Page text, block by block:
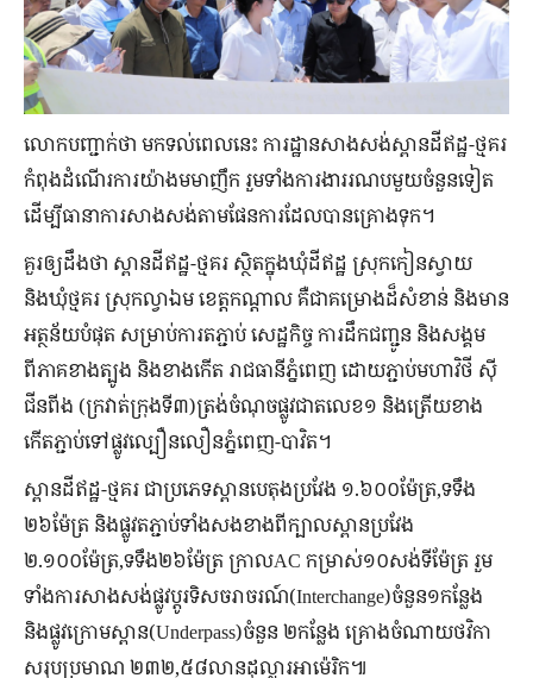
លោកបញ្ជាក់ថា មកទល់ពេលនេះ ការដ្ឋានសាងសង់ស្ពានដីឥដ្ឋ-ថ្មគរ
កំពុងដំណើរការយ៉ាងមមាញឹក រួមទាំងការងាររណបមួយចំនួនទៀត
ដើម្បីធានាការសាងសង់តាមផែនការដែលបានគ្រោងទុក។
គួរឲ្យដឹងថា ស្ពានដីឥដ្ឋ-ថ្មគរ ស្ថិតក្នុងឃុំដីឥដ្ឋ ស្រុកកៀនស្វាយ
និងឃុំថ្មគរ ស្រុកល្វាឯម ខេត្តកណ្តាល គឺជាគម្រោងដ៏សំខាន់ និងមាន
អត្ថន័យបំផុត សម្រាប់ការតភ្ជាប់ សេដ្ឋកិច្ច ការដឹកជញ្ជូន និងសង្គម
ពីភាគខាងត្បូង និងខាងកើត រាជធានីភ្នំពេញ ដោយភ្ជាប់មហាវិថី ស៊ី
ជីនពីង (ក្រវាត់ក្រុងទី៣)ត្រង់ចំណុចផ្លូវជាតលេខ១ និងត្រើយខាង
កើតភ្ជាប់ទៅផ្លូវល្បឿនលឿនភ្នំពេញ-បាវិត។
ស្ពានដីឥដ្ឋ-ថ្មគរ ជាប្រភេទស្ពានបេតុងប្រវែង ១.៦០០ម៉ែត្រ,ទទឹង
២៦ម៉ែត្រ និងផ្លូវតភ្ជាប់ទាំងសងខាងពីក្បាលស្ពានប្រវែង
២.១០០ម៉ែត្រ,ទទឹង២៦ម៉ែត្រ ក្រាលAC កម្រាស់១០សង់ទីម៉ែត្រ រួម
ទាំងការសាងសង់ផ្លូវប្តូរទិសចរាចរណ៍(Interchange)ចំនួន១កន្លែង
និងផ្លូវក្រោមស្ពាន(Underpass)ចំនួន ២កន្លែង គ្រោងចំណាយថវិកា
សរុបប្រមាណ ២៣២,៥៨លានដុល្លារអាម៉េរិក៕